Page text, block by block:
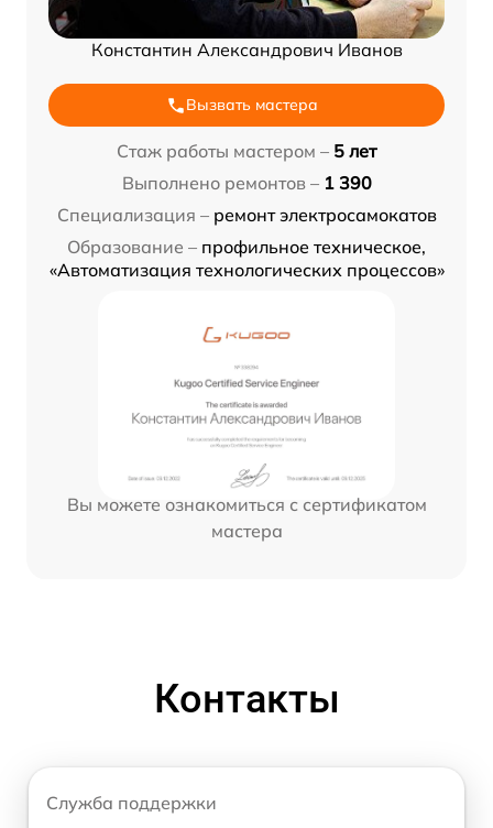
Константин Александрович Иванов
Вызвать мастера
Стаж работы мастером – 5 лет
Выполнено ремонтов – 1 390
Специализация – ремонт электросамокатов
Образование – профильное техническое,
«Автоматизация технологических процессов»
Вы можете ознакомиться с сертификатом
мастера
Контакты
Служба поддержки